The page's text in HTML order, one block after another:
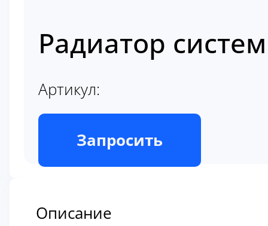
Радиатор
Артикул:
В наличии
Запросить
Описание